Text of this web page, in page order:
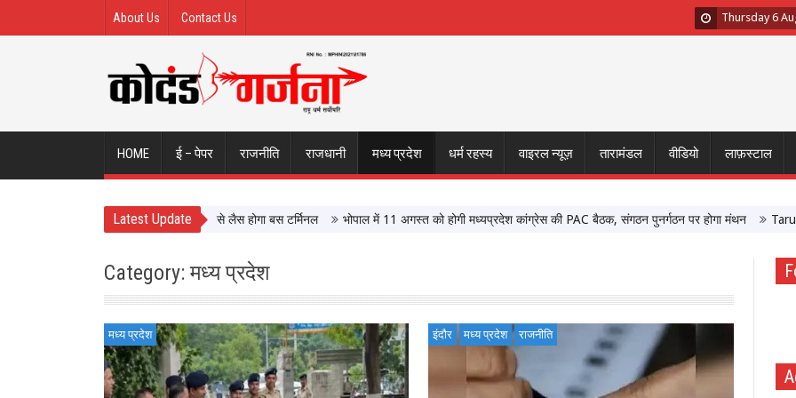
About Us Contact Us Thursday 6
HOME ई – पेपर राजनीति राजधानी मध्य प्रदेश धर्म रहस्य वाइरल न्यूज़ तारामंडल वीडियो लाफ़स्टाल
Latest Update
इंदौर ISBT, आधुनिक सुविधाओं से लैस होगा बस टर्मिनल भोपाल में 11 अगस्त को होगी मध्यप्रदेश कांग्रेस की PAC बैठक, संगठन पुनर्गठन पर होगा मंथन Tarun Tejpal
Category: मध्य प्रदेश
मध्य प्रदेश इंदौर मध्य प्रदेश राजनीति